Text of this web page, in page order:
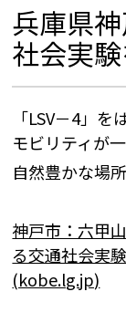
兵庫県
社会実験
「LSV－4」
モビリティが
自然豊かな場
神戸市：六甲
る交通社会実
(kobe.lg.jp)